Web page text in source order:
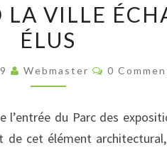
QUAND
LA
ÉCHAPPE
ÉLUS
VILLE
ÉLUS
Webmaster 0
du Parc des
de cet élément